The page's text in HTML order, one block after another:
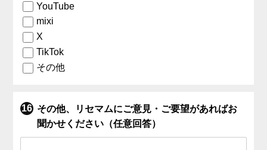
YouTube
mixi
X
TikTok
その他
その他、リセマムにご意見・ご要望があればお
聞かせください（任意回答）